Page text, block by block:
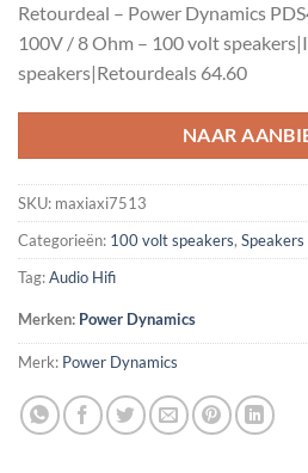
was:
€99.95.
is:
€50.95.
Retourdeal – Power Dynamics
100V / 8 Ohm – 100 volt
speakers|Retourdeals 64.60
NAAR
SKU: maxiaxi7513
Categorieën: 100 volt speakers, Speakers
Tag:Audio Hifi
Merken: Power Dynamics
Merk: Power Dynamics